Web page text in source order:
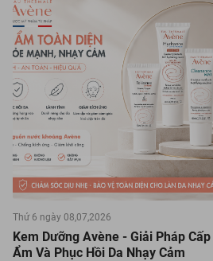
Thứ 6 ngày 08,07,2026
Kem Dưỡng Avène - Giải Pháp Cấp
Ẩm Và Phục Hồi Da Nhạy Cảm